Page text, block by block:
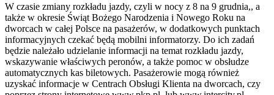
W czasie zmiany rozkładu jazdy, czyli w nocy z 8 na 9 grudnia,, a
także w okresie Świąt Bożego Narodzenia i Nowego Roku na
dworcach w całej Polsce na pasażerów, w dodatkowych punktach
informacyjnych czekać będą mobilni informatorzy. Do ich zadań
będzie należało udzielanie informacji na temat rozkładu jazdy,
wskazywanie właściwych peronów, a także pomoc w obsłudze
automatycznych kas biletowych. Pasażerowie mogą również
uzyskać informacje w Centrach Obsługi Klienta na dworcach, czy